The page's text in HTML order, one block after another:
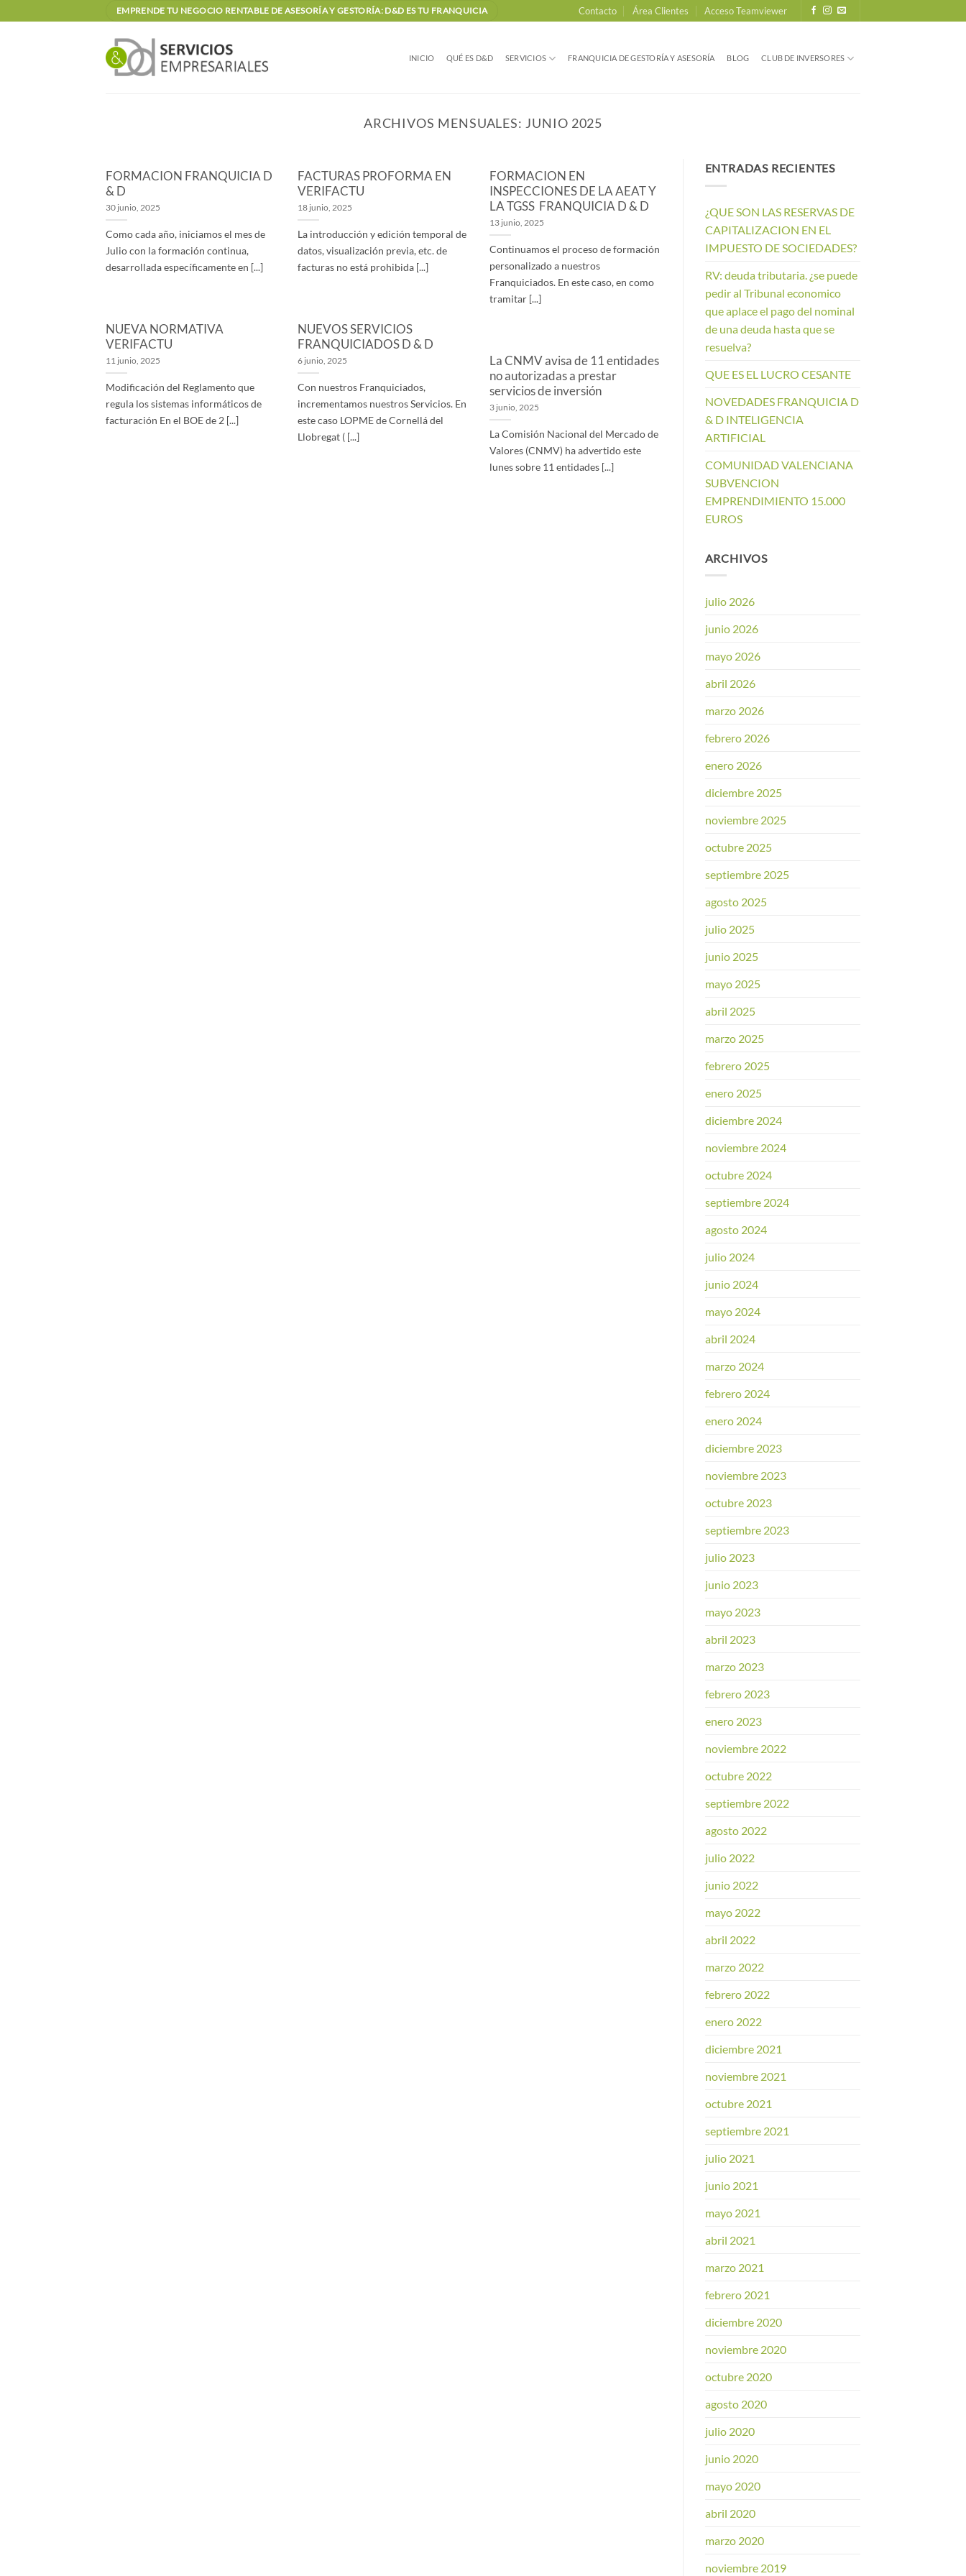
al
EMPRENDE TU NEGOCIO RENTABLE DE ASESORÍA Y GESTORÍA: D&D ES TU FRANQUICIA Contacto Área Clientes Acceso Teamviewer
INICIO QUÉ ES D&D SERVICIOS FRANQUICIA DE GESTORÍA Y ASESORÍA BLOG CLUB DE INVERSORES
ARCHIVOS MENSUALES: JUNIO 2025
FORMACION FRANQUICIA D
& D
30 junio, 2025
Como cada año, iniciamos el mes de
Julio con la formación continua,
desarrollada específicamente en [...]
FACTURAS PROFORMA EN
VERIFACTU
18 junio, 2025
La introducción y edición temporal de
datos, visualización previa, etc. de
facturas no está prohibida [...]
FORMACION EN
INSPECCIONES DE LA AEAT Y
LA TGSS FRANQUICIA D & D
13 junio, 2025
Continuamos el proceso de formación
personalizado a nuestros
Franquiciados. En este caso, en como
tramitar [...]
NUEVA NORMATIVA
VERIFACTU
11 junio, 2025
Modificación del Reglamento que
regula los sistemas informáticos de
facturación En el BOE de 2 [...]
NUEVOS SERVICIOS
FRANQUICIADOS D & D
6 junio, 2025
Con nuestros Franquiciados,
incrementamos nuestros Servicios. En
este caso LOPME de Cornellá del
Llobregat ( [...]
La CNMV avisa de 11 entidades
no autorizadas a prestar
servicios de inversión
3 junio, 2025
La Comisión Nacional del Mercado de
Valores (CNMV) ha advertido este
lunes sobre 11 entidades [...]
ENTRADAS RECIENTES
¿QUE SON LAS RESERVAS DE
CAPITALIZACION EN EL
IMPUESTO DE SOCIEDADES?
RV: deuda tributaria. ¿se puede
pedir al Tribunal economico
que aplace el pago del nominal
de una deuda hasta que se
resuelva?
QUE ES EL LUCRO CESANTE
NOVEDADES FRANQUICIA D
& D INTELIGENCIA
ARTIFICIAL
COMUNIDAD VALENCIANA
SUBVENCION
EMPRENDIMIENTO 15.000
EUROS
ARCHIVOS
julio 2026
junio 2026
mayo 2026
abril 2026
marzo 2026
febrero 2026
enero 2026
diciembre 2025
noviembre 2025
octubre 2025
septiembre 2025
agosto 2025
julio 2025
junio 2025
mayo 2025
abril 2025
marzo 2025
febrero 2025
enero 2025
diciembre 2024
noviembre 2024
octubre 2024
septiembre 2024
agosto 2024
julio 2024
junio 2024
mayo 2024
abril 2024
marzo 2024
febrero 2024
enero 2024
diciembre 2023
noviembre 2023
octubre 2023
septiembre 2023
julio 2023
junio 2023
mayo 2023
abril 2023
marzo 2023
febrero 2023
enero 2023
noviembre 2022
octubre 2022
septiembre 2022
agosto 2022
julio 2022
junio 2022
mayo 2022
abril 2022
marzo 2022
febrero 2022
enero 2022
diciembre 2021
noviembre 2021
octubre 2021
septiembre 2021
julio 2021
junio 2021
mayo 2021
abril 2021
marzo 2021
febrero 2021
diciembre 2020
noviembre 2020
octubre 2020
agosto 2020
julio 2020
junio 2020
mayo 2020
abril 2020
marzo 2020
noviembre 2019